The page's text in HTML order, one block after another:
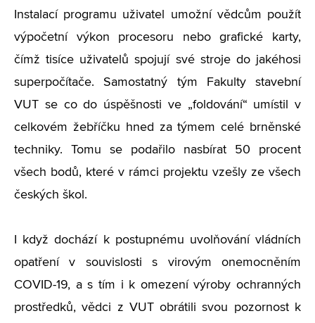
Instalací programu uživatel umožní vědcům použít
výpočetní výkon procesoru nebo grafické karty,
čímž tisíce uživatelů spojují své stroje do jakéhosi
superpočítače. Samostatný tým Fakulty stavební
VUT se co do úspěšnosti ve „foldování“ umístil v
celkovém žebříčku hned za týmem celé brněnské
techniky. Tomu se podařilo nasbírat 50 procent
všech bodů, které v rámci projektu vzešly ze všech
českých škol.
I když dochází k postupnému uvolňování vládních
opatření v souvislosti s virovým onemocněním
COVID-19, a s tím i k omezení výroby ochranných
prostředků, vědci z VUT obrátili svou pozornost k